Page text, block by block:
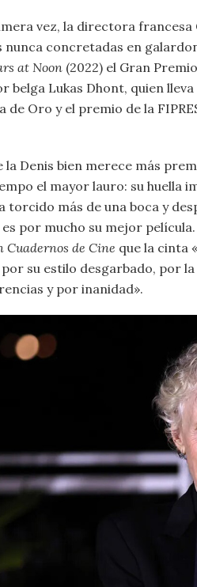
vez, la directora francesa
nunca concretadas en
at Noon (2022) el Gran
belga Lukas Dhont, quien lleva
de Oro y el premio de la
la Denis bien merece más
el mayor lauro: su huella
torcido más de una boca y
es por mucho su mejor
Cuadernos de Cine que la cinta
su estilo desgarbado, por
y por inanidad».